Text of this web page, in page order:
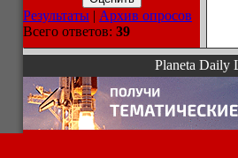
Результаты | Архив опросов
Всего ответов: 39
Planeta Daily